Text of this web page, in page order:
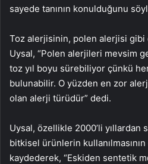
sayede tanının konulduğunu
Toz alerjisinin, polen alerjisi gibi
Uysal, “Polen alerjileri mevsim
toz yıl boyu sürebiliyor çünkü
bulunabilir. O yüzden en zor
olan alerji türüdür” dedi.
Uysal, özellikle 2000’li yıllardan
bitkisel ürünlerin
kaydederek, “Eskiden sentetik